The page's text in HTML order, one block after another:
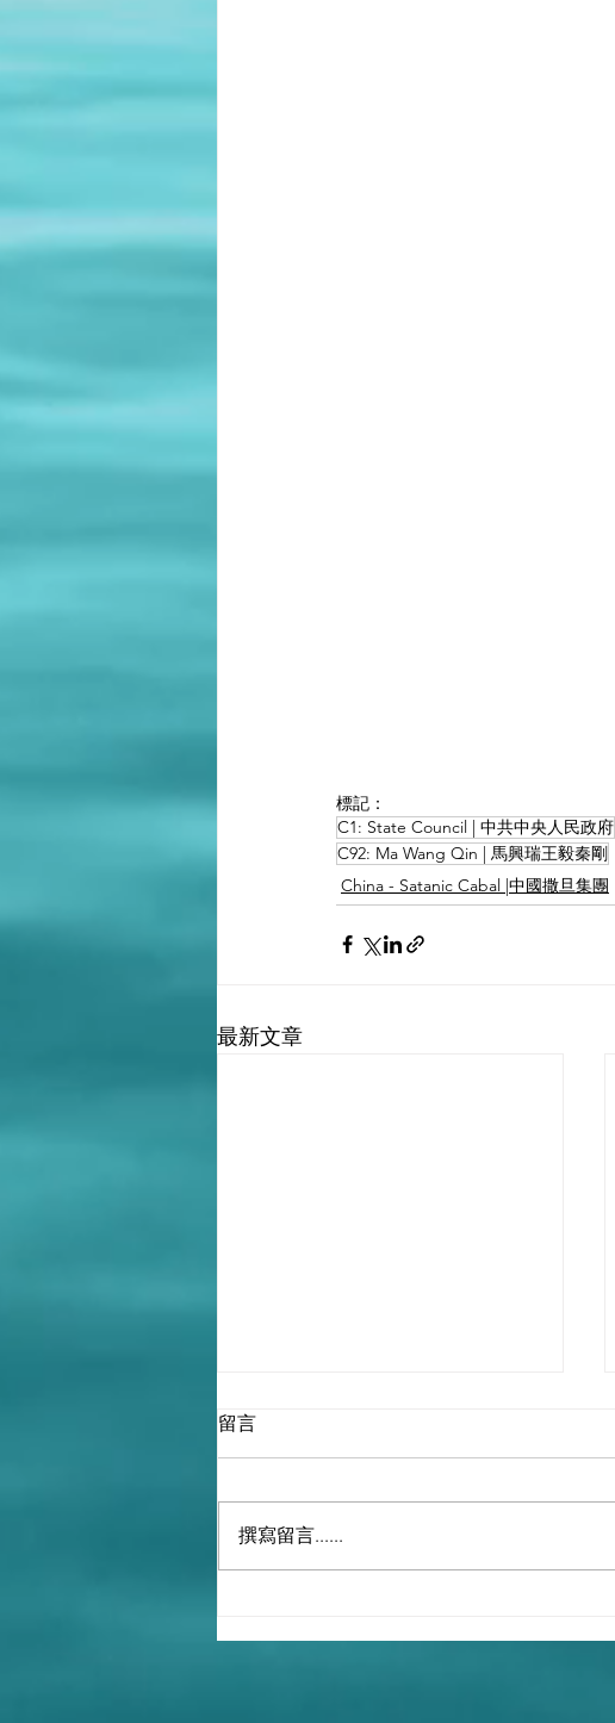
標記：
C1: State Council | 中共中央人民政府
C92: Ma Wang Qin | 馬興瑞王毅秦剛
China - Satanic Cabal |中國撒旦集團
最新文章
年，馬興瑞利用新冠抗疫在烏
留言
撰寫留言......